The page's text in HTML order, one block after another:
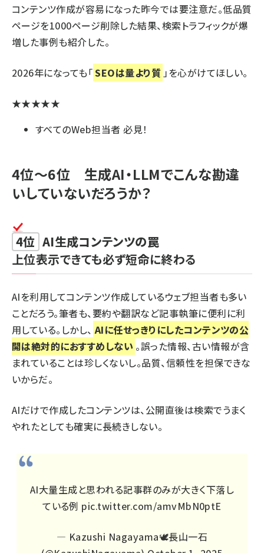
コンテンツ作成が容易になった昨今では要注意だ。低品質
ページを1000ページ削除した結果、検索トラフィックが爆
増した事例も紹介した。
2026年になっても「SEOは量より質 」を心がけてほしい。
★★★★★
すべてのWeb担当者 必見！
4位～6位 生成AI・LLMでこんな勘違
いしていないだろうか？
4位 AI生成コンテンツの罠
上位表示できても必ず短命に終わる
AIを利用してコンテンツ作成しているウェブ担当者も多い
ことだろう。筆者も、要約や翻訳など記事執筆に便利に利
用している。しかし、 AIに任せっきりにしたコンテンツの公
開は絶対的におすすめしない 。誤った情報、古い情報が含
まれていることは珍しくないし。品質、信頼性を担保できな
いからだ。
AIだけで作成したコンテンツは、 公開直後は検索でうまく
やれたとしても確実に長続きしない。
AI大量生成と思われる記事群のみが大きく下落し
ている例 pic.twitter.com/amvMbN0ptE
— Kazushi Nagayama🕊️長山一石